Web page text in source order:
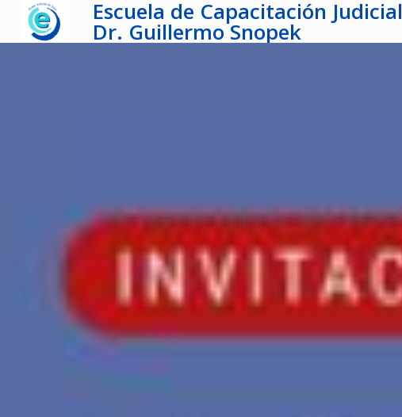
Escuela de Capacitación Judicial
Dr. Guillermo Snopek